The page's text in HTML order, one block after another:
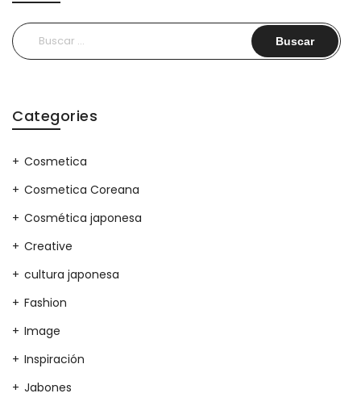
Buscar:
Categories
Cosmetica
Cosmetica Coreana
Cosmética japonesa
Creative
cultura japonesa
Fashion
Image
Inspiración
Jabones